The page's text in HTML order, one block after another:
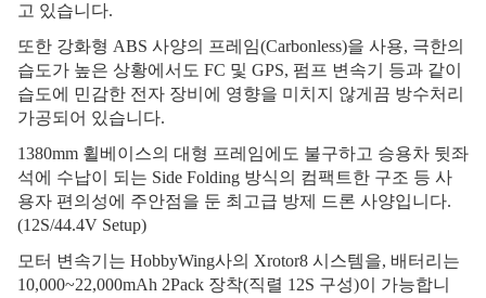
고 있습니다.
또한 강화형 ABS 사양의 프레임(Carbonless)을 사용, 극한의
습도가 높은 상황에서도 FC 및 GPS, 펌프 변속기 등과 같이
습도에 민감한 전자 장비에 영향을 미치지 않게끔 방수처리
가공되어 있습니다.
1380mm 휠베이스의 대형 프레임에도 불구하고 승용차 뒷좌
석에 수납이 되는 Side Folding 방식의 컴팩트한 구조 등 사
용자 편의성에 주안점을 둔 최고급 방제 드론 사양입니다.
(12S/44.4V Setup)
모터 변속기는 HobbyWing사의 Xrotor8 시스템을, 배터리는
10,000~22,000mAh 2Pack 장착(직렬 12S 구성)이 가능합니